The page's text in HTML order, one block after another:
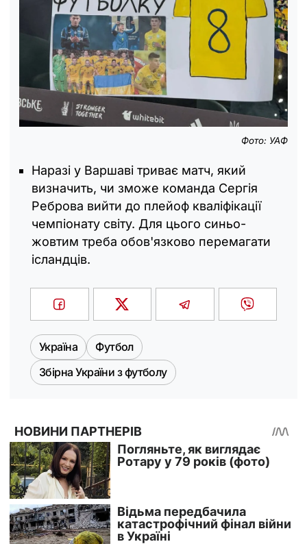
Фото: УАФ
Наразі у Варшаві триває матч, який
визначить, чи зможе команда Сергія
Реброва вийти до плейоф кваліфікації
чемпіонату світу. Для цього синьо-
жовтим треба обов'язково перемагати
ісландців.
Україна
Футбол
Збірна України з футболу